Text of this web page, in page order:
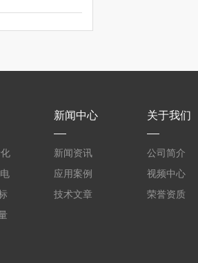
新闻中心
新闻资讯
应用案例
技术文章
关于我们
公司简介
视频中心
荣誉资质